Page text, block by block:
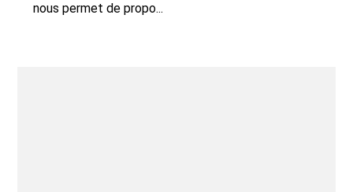
nous permet de propo...